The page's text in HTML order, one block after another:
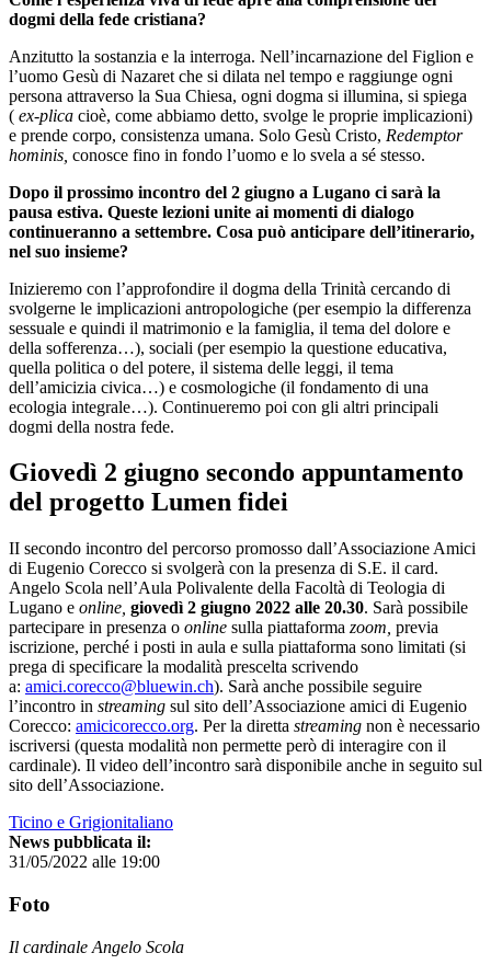
dogmi della fede cristiana?
Anzitutto la sostanzia e la interroga. Nell’incarnazione del Figlion e
l’uomo Gesù di Nazaret che si dilata nel tempo e raggiunge ogni
persona attraverso la Sua Chiesa, ogni dogma si illumina, si spiega
( ex-plica cioè, come abbiamo detto, svolge le proprie implicazioni)
e prende corpo, consistenza umana. Solo Gesù Cristo, Redemptor
hominis, conosce fino in fondo l’uomo e lo svela a sé stesso.
Dopo il prossimo incontro del 2 giugno a Lugano ci sarà la
pausa estiva. Queste lezioni unite ai momenti di dialogo
continueranno a settembre. Cosa può anticipare dell’itinerario,
nel suo insieme?
Inizieremo con l’approfondire il dogma della Trinità cercando di
svolgerne le implicazioni antropologiche (per esempio la differenza
sessuale e quindi il matrimonio e la famiglia, il tema del dolore e
della sofferenza…), sociali (per esempio la questione educativa,
quella politica o del potere, il sistema delle leggi, il tema
dell’amicizia civica…) e cosmologiche (il fondamento di una
ecologia integrale…). Continueremo poi con gli altri principali
dogmi della nostra fede.
Giovedì 2 giugno secondo appuntamento
del progetto Lumen fidei
II secondo incontro del percorso promosso dall’Associazione Amici
di Eugenio Corecco si svolgerà con la presenza di S.E. il card.
Angelo Scola nell’Aula Polivalente della Facoltà di Teologia di
Lugano e online, giovedì 2 giugno 2022 alle 20.30. Sarà possibile
partecipare in presenza o online sulla piattaforma zoom, previa
iscrizione, perché i posti in aula e sulla piattaforma sono limitati (si
prega di specificare la modalità prescelta scrivendo
a: amici.corecco@bluewin.ch). Sarà anche possibile seguire
l’incontro in streaming sul sito dell’Associazione amici di Eugenio
Corecco: amicicorecco.org. Per la diretta streaming non è necessario
iscriversi (questa modalità non permette però di interagire con il
cardinale). Il video dell’incontro sarà disponibile anche in seguito sul
sito dell’Associazione.
Ticino e Grigionitaliano
News pubblicata il:
31/05/2022 alle 19:00
Foto
Il cardinale Angelo Scola